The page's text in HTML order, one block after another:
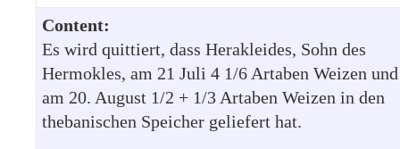
Content:
Es wird quittiert, dass Herakleides, Sohn des
Hermokles, am 21 Juli 4 1/6 Artaben Weizen und
am 20. August 1/2 + 1/3 Artaben Weizen in den
thebanischen Speicher geliefert hat.